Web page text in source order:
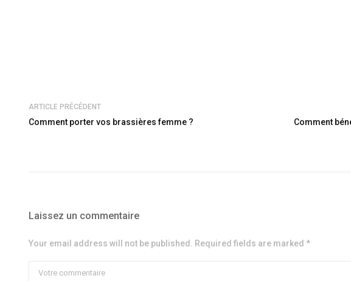
ARTICLE PRÉCÉDENT
Comment porter vos brassières femme ?
Comment
Laissez un commentaire
Your email address will not be published. Required fields are marked *